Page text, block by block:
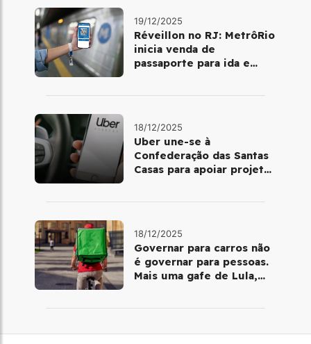
19/12/2025
Réveillon no RJ: MetrôRio
inicia venda de
passaporte para ida e
18/12/2025
Uber une-se à
Confederação das Santas
Casas para apoiar projetos
18/12/2025
Governar para carros não
é governar para pessoas.
Mais uma gafe de Lula,